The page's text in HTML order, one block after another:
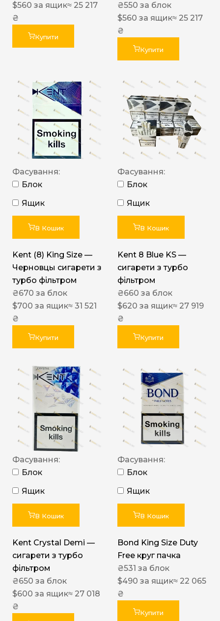
$560 за ящик≈ 25 217
₴
Купити
₴550 за блок
$560 за ящик≈ 25 217
₴
Купити
Фасування:
Блок
Ящик
В Кошик
Kent (8) King Size —
Черновцы сигарети з
турбо фільтром
₴670 за блок
$700 за ящик≈ 31 521
₴
Купити
Фасування:
Блок
Ящик
В Кошик
Kent 8 Blue KS —
сигарети з турбо
фільтром
₴660 за блок
$620 за ящик≈ 27 919
₴
Купити
Фасування:
Блок
Ящик
В Кошик
Kent Crystal Demi —
сигарети з турбо
фільтром
₴650 за блок
$600 за ящик≈ 27 018
₴
Фасування:
Блок
Ящик
В Кошик
Bond King Size Duty
Free круг пачка
₴531 за блок
$490 за ящик≈ 22 065
₴
Купити